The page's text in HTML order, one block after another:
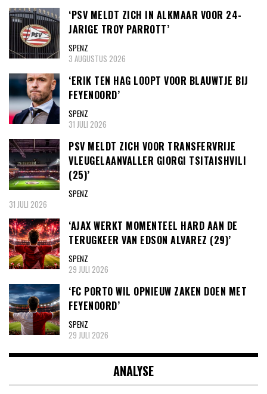
‘PSV MELDT ZICH IN ALKMAAR VOOR 24-
JARIGE TROY PARROTT’
SPENZ
3 AUGUSTUS 2026
‘ERIK TEN HAG LOOPT VOOR BLAUWTJE BIJ
FEYENOORD’
SPENZ
31 JULI 2026
PSV MELDT ZICH VOOR TRANSFERVRIJE
VLEUGELAANVALLER GIORGI TSITAISHVILI
(25)’
SPENZ
31 JULI 2026
‘AJAX WERKT MOMENTEEL HARD AAN DE
TERUGKEER VAN EDSON ALVAREZ (29)’
SPENZ
29 JULI 2026
‘FC PORTO WIL OPNIEUW ZAKEN DOEN MET
FEYENOORD’
SPENZ
29 JULI 2026
ANALYSE